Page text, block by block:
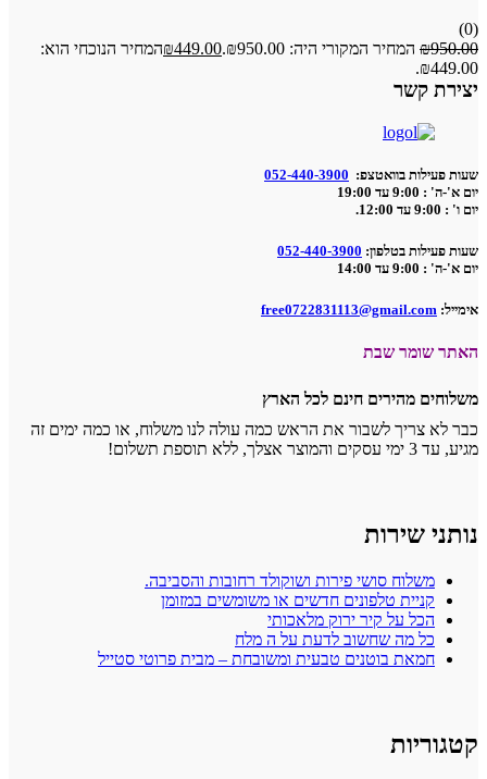
(0)
₪950.00 המחיר המקורי היה: ₪950.00. ₪449.00
המחיר הנוכחי הוא:
₪449.00.
יצירת קשר
שעות פעילות בוואטצפ: 052-440-3900
יום א'-ה' : 9:00 עד 19:00
יום ו' : 9:00 עד 12:00.
שעות פעילות בטלפון: 052-440-3900
יום א'-ה' : 9:00 עד 14:00
אימייל: free0722831113@gmail.com
האתר שומר שבת
משלוחים מהירים חינם לכל הארץ
כבר לא צריך לשבור את הראש כמה עולה לנו משלוח, או כמה ימים זה
מגיע, עד 3 ימי עסקים והמוצר אצלך, ללא תוספת תשלום!
נותני שירות
משלוח סושי פירות ושוקולד רחובות והסביבה.
קניית טלפונים חדשים או משומשים במזומן
הכל על קיר ירוק מלאכותי
כל מה שחשוב לדעת על ה מלח
חמאת בוטנים טבעית ומשובחת – מבית פרוטי סטייל
קטגוריות